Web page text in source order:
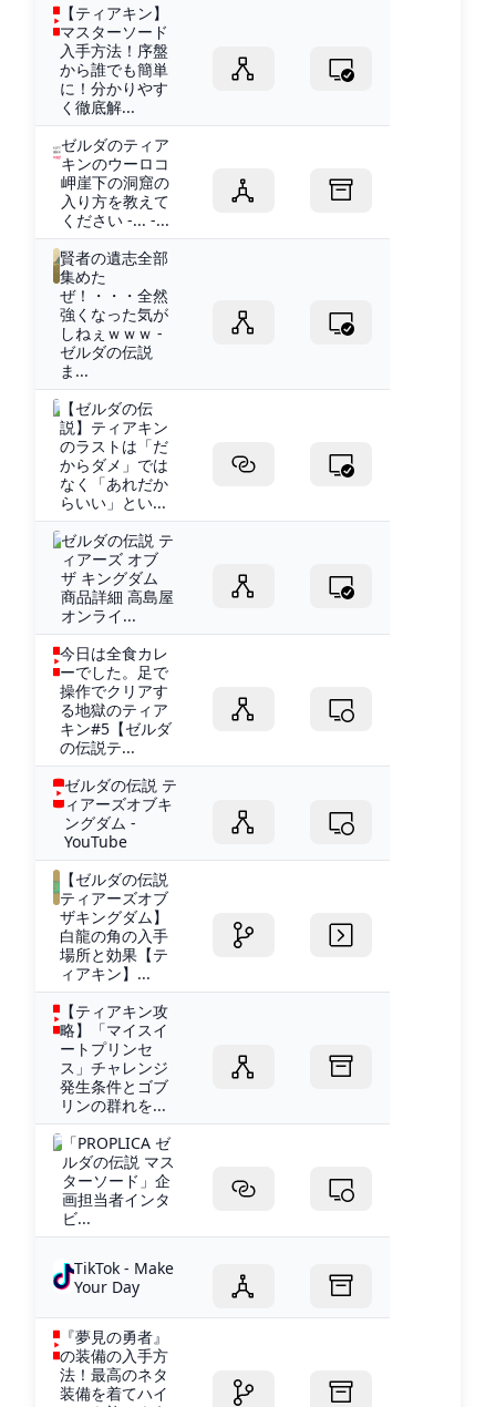
【ティアキン】
マスターソード
入手方法！序盤
から誰でも簡単
に！分かりやす
く徹底解...
ゼルダのティア
キンのウーロコ
岬崖下の洞窟の
入り方を教えて
ください -... -...
賢者の遺志全部
集めた
ぜ！・・・全然
強くなった気が
しねぇｗｗｗ -
ゼルダの伝説
ま...
【ゼルダの伝
説】ティアキン
のラストは「だ
からダメ」では
なく「あれだか
らいい」とい...
ゼルダの伝説 テ
ィアーズ オブ
ザ キングダム
商品詳細 高島屋
オンライ...
今日は全食カレ
ーでした。足で
操作でクリアす
る地獄のティア
キン#5【ゼルダ
の伝説テ...
ゼルダの伝説 テ
ィアーズオブキ
ングダム -
YouTube
【ゼルダの伝説
ティアーズオブ
ザキングダム】
白龍の角の入手
場所と効果【テ
ィアキン】...
【ティアキン攻
略】「マイスイ
ートプリンセ
ス」チャレンジ
発生条件とゴブ
リンの群れを...
「PROPLICA ゼ
ルダの伝説 マス
ターソード」企
画担当者インタ
ビ...
TikTok - Make
Your Day
『夢見の勇者』
の装備の入手方
法！最高のネタ
装備を着てハイ